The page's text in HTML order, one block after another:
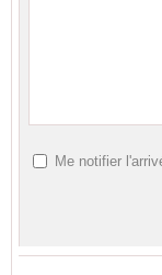
Me notifier